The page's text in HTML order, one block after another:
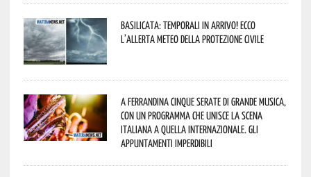
Basilicata: temporali in arrivo! Ecco
l’allerta meteo della Protezione civile
A Ferrandina cinque serate di grande musica,
con un programma che unisce la scena
italiana a quella internazionale. Gli
appuntamenti imperdibili